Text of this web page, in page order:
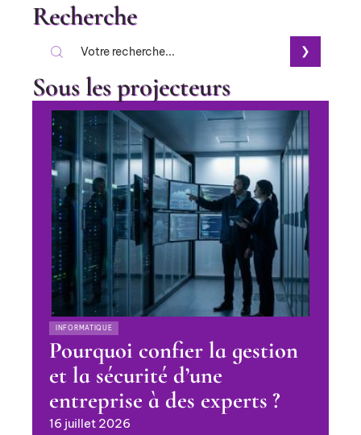
Recherche
Sous les projecteurs
INFORMATIQUE
Pourquoi confier la gestion
et la sécurité d’une
entreprise à des experts ?
16 juillet 2026